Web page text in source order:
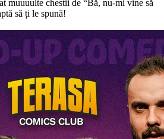
muuuulte chestii de “Bă, nu-mi vine să
să ți le spună!